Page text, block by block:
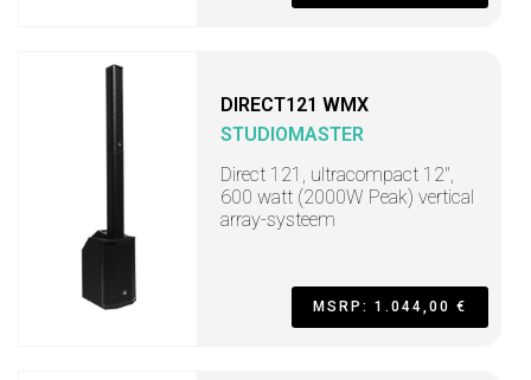
DIRECT121 WMX
STUDIOMASTER
Direct 121, ultracompact 12",
600 watt (2000W Peak) vertical
array-systeem
MSRP: 1.044,00 €